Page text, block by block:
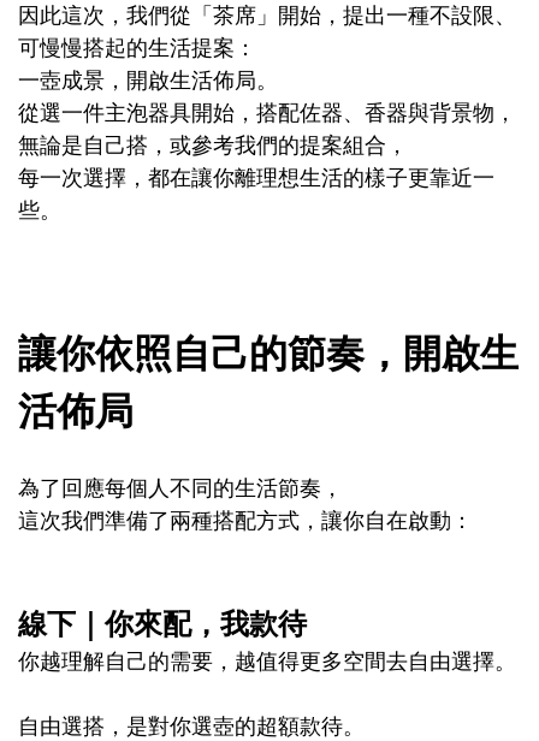
因此這次，我們從「茶席」開始，提出一種不設限、
可慢慢搭起的生活提案：
一壺成景，開啟生活佈局。
從選一件主泡器具開始，搭配佐器、香器與背景物，
無論是自己搭，或參考我們的提案組合，
每一次選擇，都在讓你離理想生活的樣子更靠近一
些。
讓你依照自己的節奏，開啟生
活佈局
為了回應每個人不同的生活節奏，
這次我們準備了兩種搭配方式，讓你自在啟動：
線下｜你來配，我款待
你越理解自己的需要，越值得更多空間去自由選擇。
自由選搭，是對你選壺的超額款待。